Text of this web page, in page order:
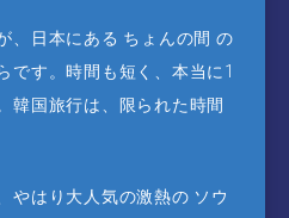
、日本にある ちょんの間 の
です。時間も短く、本当に1
韓国旅行は、限られた時間
やはり大人気の激熱の ソウ